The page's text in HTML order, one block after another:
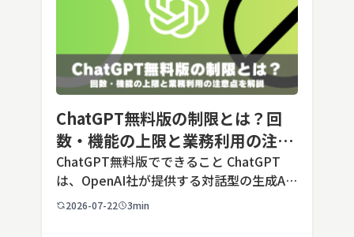
ChatGPT無料版の制限とは？回
数・機能の上限と業務利用の注意
点を解説【2026年最新】
ChatGPT無料版でできること ChatGPT
は、OpenAI社が提供する対話型の生成AI
サービスです。アカウントを登録すれば無
2026-07-22 3min